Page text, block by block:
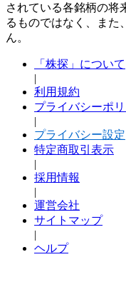
されている各銘柄の将
るものではなく、また
ん。
「株探」について
|
利用規約
プライバシーポ
|
プライバシー設定
特定商取引表示
|
採用情報
|
運営会社
サイトマップ
|
ヘルプ